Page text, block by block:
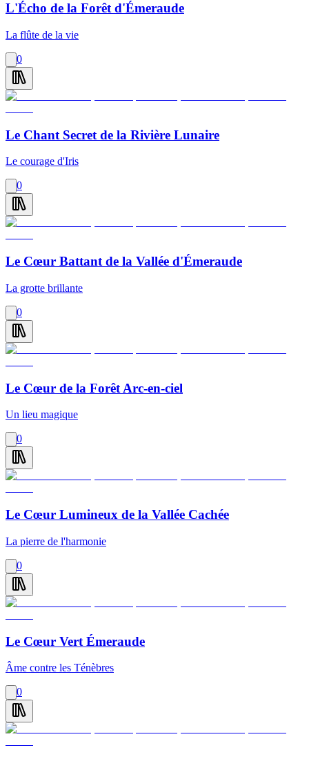
L'Écho de la Forêt d'Émeraude
La flûte de la vie
0
Le Chant Secret de la Rivière Lunaire
Le courage d'Iris
0
Le Cœur Battant de la Vallée d'Émeraude
La grotte brillante
0
Le Cœur de la Forêt Arc-en-ciel
Un lieu magique
0
Le Cœur Lumineux de la Vallée Cachée
La pierre de l'harmonie
0
Le Cœur Vert Émeraude
Âme contre les Ténèbres
0